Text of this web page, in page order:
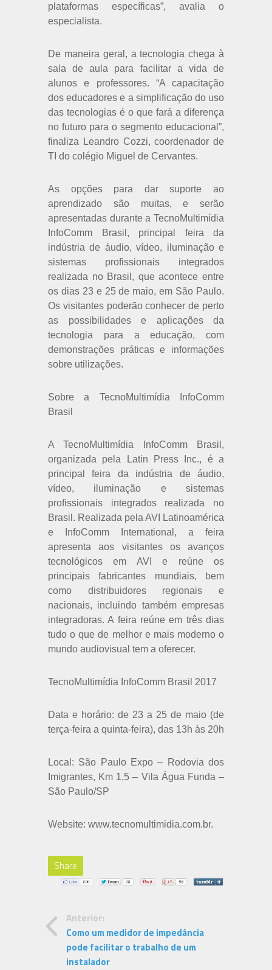
plataformas específicas”, avalia o
especialista.
De maneira geral, a tecnologia chega à
sala de aula para facilitar a vida de
alunos e professores. “A capacitação
dos educadores e a simplificação do uso
das tecnologias é o que fará a diferença
no futuro para o segmento educacional”,
finaliza Leandro Cozzi, coordenador de
TI do colégio Miguel de Cervantes.
As opções para dar suporte ao
aprendizado são muitas, e serão
apresentadas durante a TecnoMultimídia
InfoComm Brasil, principal feira da
indústria de áudio, vídeo, iluminação e
sistemas profissionais integrados
realizada no Brasil, que acontece entre
os dias 23 e 25 de maio, em São Paulo.
Os visitantes poderão conhecer de perto
as possibilidades e aplicações da
tecnologia para a educação, com
demonstrações práticas e informações
sobre utilizações.
Sobre a TecnoMultimídia InfoComm
Brasil
A TecnoMultimídia InfoComm Brasil,
organizada pela Latin Press Inc., é a
principal feira da indústria de áudio,
vídeo, iluminação e sistemas
profissionais integrados realizada no
Brasil. Realizada pela AVI Latinoamérica
e InfoComm International, a feira
apresenta aos visitantes os avanços
tecnológicos em AVI e reúne os
principais fabricantes mundiais, bem
como distribuidores regionais e
nacionais, incluindo também empresas
integradoras. A feira reúne em três dias
tudo o que de melhor e mais moderno o
mundo audiovisual tem a oferecer.
TecnoMultimídia InfoComm Brasil 2017
Data e horário: de 23 a 25 de maio (de
terça-feira a quinta-feira), das 13h às 20h
Local: São Paulo Expo – Rodovia dos
Imigrantes, Km 1,5 – Vila Água Funda –
São Paulo/SP
Website: www.tecnomultimidia.com.br.
Share
Anterior:
Como um medidor de impedância
pode facilitar o trabalho de um
instalador